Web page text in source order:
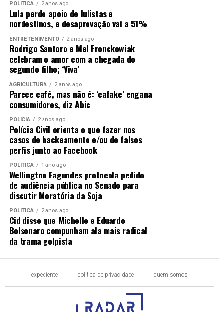
POLÍTICA 2 anos ago
Lula perde apoio de lulistas e
nordestinos, e desaprovação vai a 51%
ENTRETENIMENTO 2 anos ago
Rodrigo Santoro e Mel Fronckowiak
celebram o amor com a chegada do
segundo filho; ‘Viva’
AGRICULTURA 2 anos ago
Parece café, mas não é: ‘cafake’ engana
consumidores, diz Abic
POLÍCIA 2 anos ago
Polícia Civil orienta o que fazer nos
casos de hackeamento e/ou de falsos
perfis junto ao Facebook
POLÍTICA 1 ano ago
Wellington Fagundes protocola pedido
de audiência pública no Senado para
discutir Moratória da Soja
POLÍTICA 2 anos ago
Cid disse que Michelle e Eduardo
Bolsonaro compunham ala mais radical
da trama golpista
expediente política de privacidade quem somos